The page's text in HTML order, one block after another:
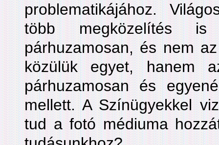
problematikájához.
több megközelítés is
párhuzamosan, és nem
közülük egyet, hanem
párhuzamosan és
mellett. A Színügyekkel
tud a fotó médiuma